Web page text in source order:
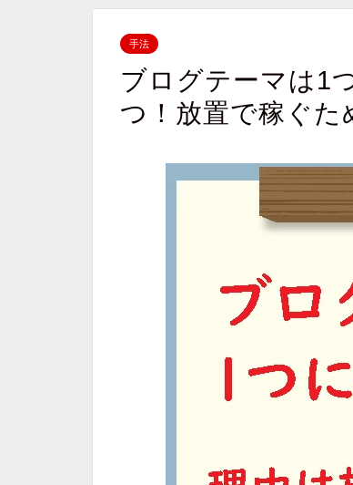
手法
ブログテーマは1
つ！放置で稼ぐた